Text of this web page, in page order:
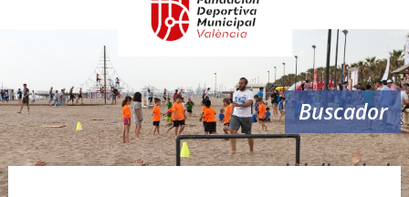
▼
Comunicación ▼
Valencia en deporte ▼
Buscador
miniolimpiada